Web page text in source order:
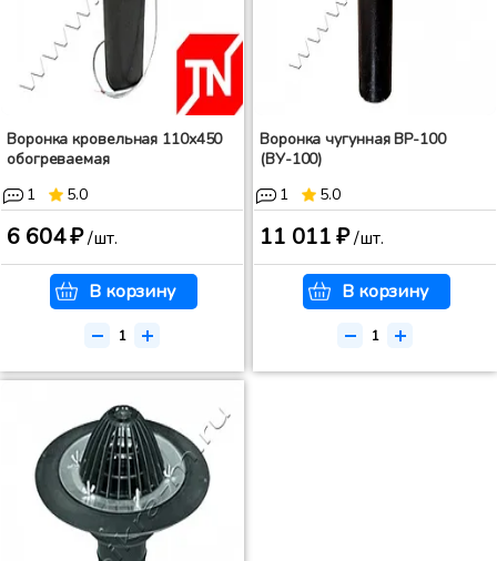
Воронка кровельная 110х450
обогреваемая
1
5.0
6 604 ₽/шт.
В корзину
Воронка чугунная ВР-100
(ВУ-100)
1
5.0
11 011 ₽/шт.
В корзину